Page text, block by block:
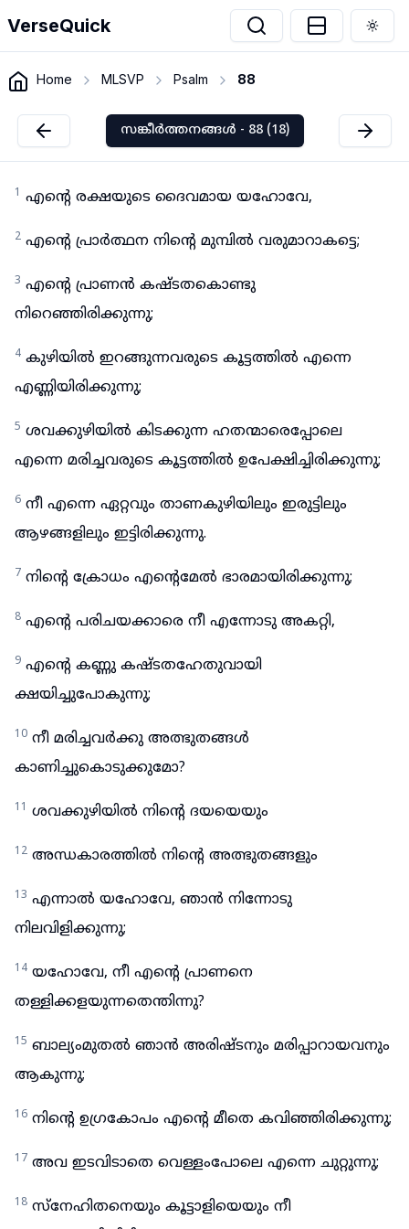
VerseQuick
Home MLSVP Psalm 88
സങ്കീർത്തനങ്ങൾ - 88 (18)
1 എന്റെ രക്ഷയുടെ ദൈവമായ യഹോവേ,
2 എന്റെ പ്രാർത്ഥന നിന്റെ മുമ്പിൽ വരുമാറാകട്ടെ;
3 എന്റെ പ്രാണൻ കഷ്ടതകൊണ്ടു
നിറെഞ്ഞിരിക്കുന്നു;
4 കുഴിയിൽ ഇറങ്ങുന്നവരുടെ കൂട്ടത്തിൽ എന്നെ
എണ്ണിയിരിക്കുന്നു;
5 ശവക്കുഴിയിൽ കിടക്കുന്ന ഹതന്മാരെപ്പോലെ
എന്നെ മരിച്ചവരുടെ കൂട്ടത്തിൽ ഉപേക്ഷിച്ചിരിക്കുന്നു;
6 നീ എന്നെ ഏറ്റവും താണകുഴിയിലും ഇരുട്ടിലും
ആഴങ്ങളിലും ഇട്ടിരിക്കുന്നു.
7 നിന്റെ ക്രോധം എന്റെമേൽ ഭാരമായിരിക്കുന്നു;
8 എന്റെ പരിചയക്കാരെ നീ എന്നോടു അകറ്റി,
9 എന്റെ കണ്ണു കഷ്ടതഹേതുവായി
ക്ഷയിച്ചുപോകുന്നു;
10 നീ മരിച്ചവർക്കു അത്ഭുതങ്ങൾ
കാണിച്ചുകൊടുക്കുമോ?
11 ശവക്കുഴിയിൽ നിന്റെ ദയയെയും
12 അന്ധകാരത്തിൽ നിന്റെ അത്ഭുതങ്ങളും
13 എന്നാൽ യഹോവേ, ഞാൻ നിന്നോടു
നിലവിളിക്കുന്നു;
14 യഹോവേ, നീ എന്റെ പ്രാണനെ
തള്ളിക്കളയുന്നതെന്തിന്നു?
15 ബാല്യംമുതൽ ഞാൻ അരിഷ്ടനും മരിപ്പാറായവനും
ആകുന്നു;
16 നിന്റെ ഉഗ്രകോപം എന്റെ മീതെ കവിഞ്ഞിരിക്കുന്നു;
17 അവ ഇടവിടാതെ വെള്ളംപോലെ എന്നെ ചുറ്റുന്നു;
18 സ്നേഹിതനെയും കൂട്ടാളിയെയും നീ